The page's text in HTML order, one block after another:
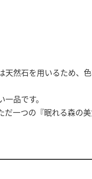
然石を用いるため、
品です。
一つの『眠れる森の